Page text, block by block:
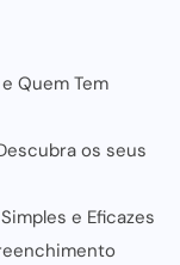
Quem Tem
os seus
e Eficazes